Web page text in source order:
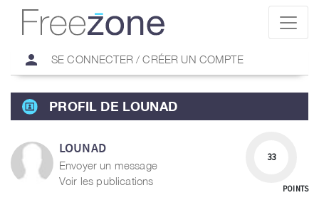
person SE CONNECTER / CRÉER UN COMPTE
PROFIL DE LOUNAD
LOUNAD
Envoyer un message
Voir les publications
33
POINTS